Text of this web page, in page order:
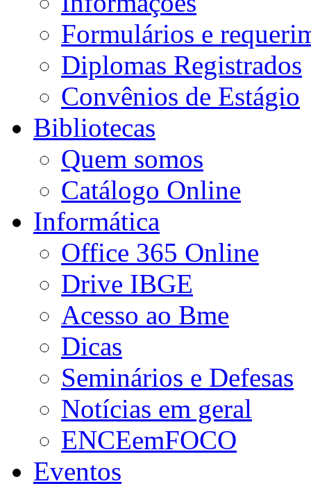
Formulários e
Diplomas Registrados
Convênios de Estágio
Bibliotecas
Quem somos
Catálogo Online
Informática
Office 365 Online
Drive IBGE
Acesso ao Bme
Dicas
Seminários e Defesas
Notícias em geral
ENCEemFOCO
Eventos